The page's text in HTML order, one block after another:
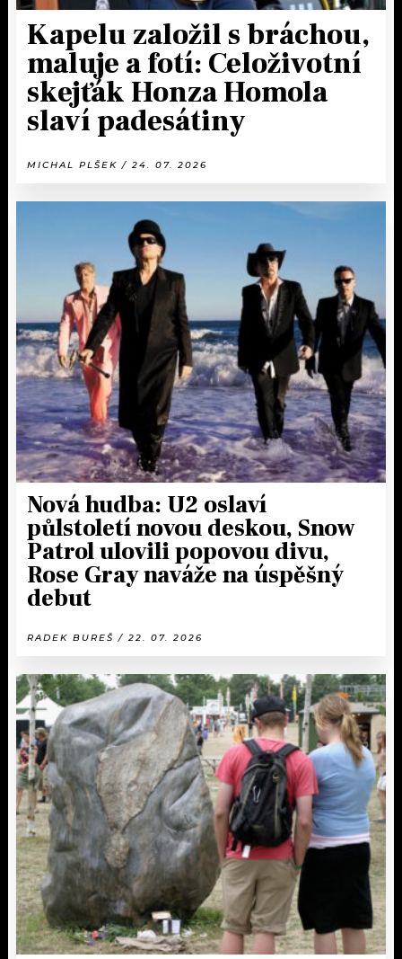
Kapelu založil s bráchou,
maluje a fotí: Celoživotní
skejťák Honza Homola
slaví padesátiny
MICHAL PLŠEK / 24. 07. 2026
Nová hudba: U2 oslaví
půlstoletí novou deskou, Snow
Patrol ulovili popovou divu,
Rose Gray naváže na úspěšný
debut
RADEK BUREŠ / 22. 07. 2026